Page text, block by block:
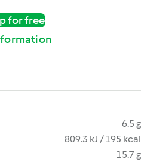
for free
6.5 g
809.3 kJ / 195 kcal
15.7 g